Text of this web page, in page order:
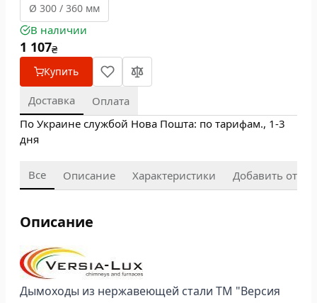
Ø 300 / 360 мм
В наличии
1 107₴
Купить
Доставка
Оплата
По Украине службой Нова Пошта: по тарифам., 1-3
дня
Все Описание Характеристики Добавить отзыв
Описание
Дымоходы из нержавеющей стали ТМ "Версия